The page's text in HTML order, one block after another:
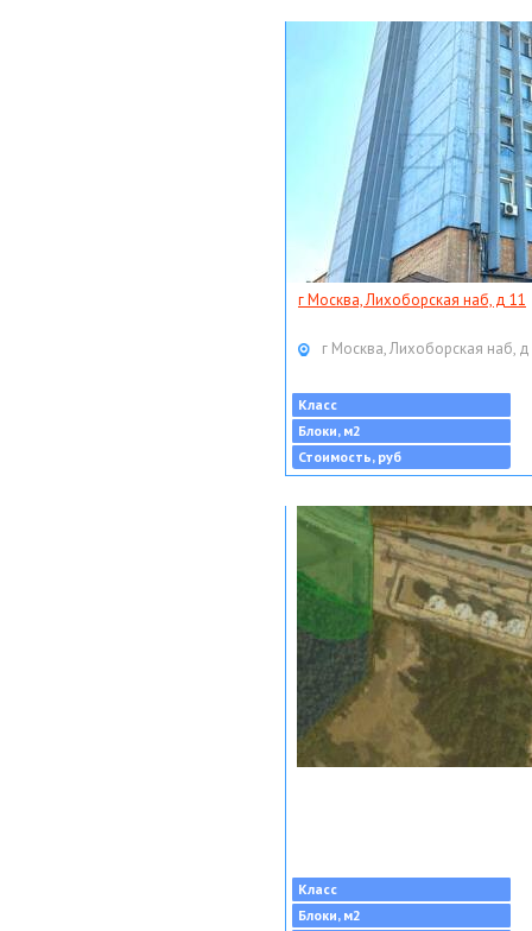
г Москва, Лихоборская наб, д 11
г Москва, Лихоборская наб,
Класс
Блоки, м2
Стоимость, руб
Класс
Блоки, м2